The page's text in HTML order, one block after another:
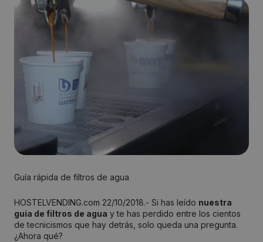
Guía rápida de filtros de agua
HOSTELVENDING.com 22/10/2018.- Si has leído nuestra
guía de filtros de agua y te has perdido entre los cientos
de tecnicismos que hay detrás, solo queda una pregunta.
¿Ahora qué?